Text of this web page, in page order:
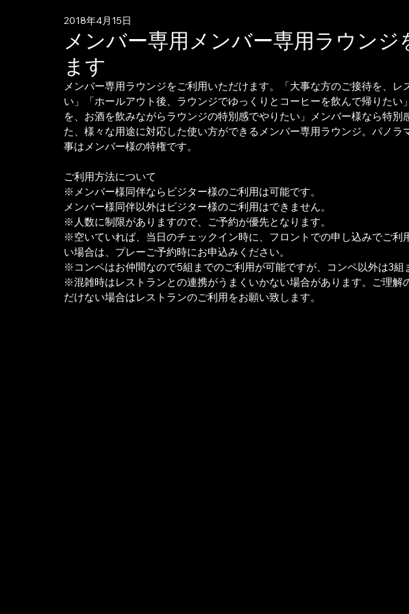
メンバー専用メンバー専用ラウン
ます
2018年4月15日
メンバー専用ラウンジをご利用いただけます。「大事な方のご接待を、レ
い」「ホールアウト後、ラウンジでゆっくりとコーヒーを飲んで帰りた
を、お酒を飲みながらラウンジの特別感でやりたい」メンバー様なら特別
た、様々な用途に対応した使い方ができるメンバー専用ラウンジ。パノラ
事はメンバー様の特権です。
ご利用方法について
※メンバー様同伴ならビジター様のご利用は可能です。
メンバー様同伴以外はビジター様のご利用はできません。
※人数に制限がありますので、ご予約が優先となります。
※空いていれば、当日のチェックイン時に、フロントでの申し込みでご利
い場合は、プレーご予約時にお申込みください。
※コンペはお仲間なので5組までのご利用が可能ですが、コンペ以外は3組
※混雑時はレストランとの連携がうまくいかない場合があります。ご理解
だけない場合はレストランのご利用をお願い致します。